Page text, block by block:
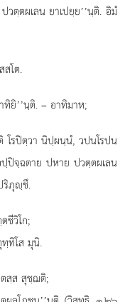
ตฺตผเลน ยาเปยฺย’’นฺติ. อิมํ
โต.
ยิ’’นฺติ. – อาทิมาห;
โรปิตฺวา นิปฺผนฺนํ, วปนโรปน
ปิจฺฉตาย ปหาย ปวตฺตผเลน
ภุฺชึ.
ชีวิโก;
ทิโส มุนิ.
สฺส สุชฺฌติ;